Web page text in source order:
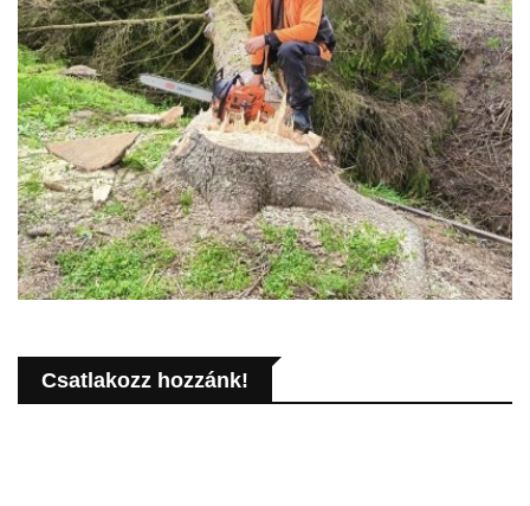
Csatlakozz hozzánk!